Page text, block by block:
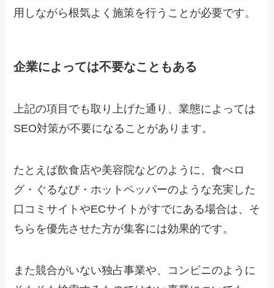
用しながら根気よく施策を行うことが必要です。
企業によっては不要なこともある
上記の項目でも取り上げた通り、業態によっては
SEO対策が不要になることがあります。
たとえば飲食店や美容院などのように、食べロ
グ・ぐるなび・ホットペッパーのような充実した
口コミサイトやECサイトがすでにある場合は、そ
ちらを優先させた方が集客には効果的です。
また競合がいない独占事業や、コンビニのように